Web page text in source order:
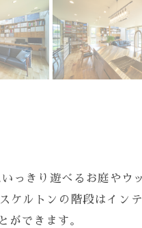
っきり遊べるお庭やウ
ルトンの階段はイン
ができます。